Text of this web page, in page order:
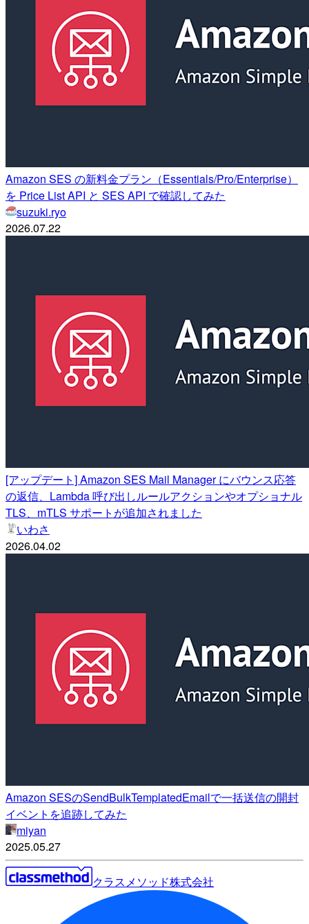
Amazon SES の新料金プラン（Essentials/Pro/Enterprise）
を Price List API と SES API で確認してみた
suzuki.ryo
2026.07.22
[アップデート] Amazon SES Mail Manager にバウンス応答
の返信、Lambda 呼び出しルールアクションやオプショナル
TLS、mTLS サポートが追加されました
いわさ
2026.04.02
Amazon SESのSendBulkTemplatedEmailで一括送信の開封
イベントを追跡してみた
miyan
2025.05.27
クラスメソッド株式会社